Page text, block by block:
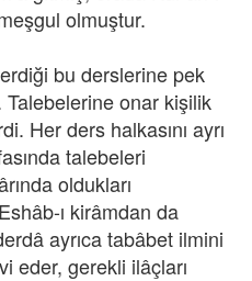
olmuştur.
bu derslerine pek
Talebelerine onar kişilik
Her ders halkasını ayrı
talebeleri
oldukları
ı kirâmdan da
ayrıca tabâbet ilmini
eder, gerekli ilâçları